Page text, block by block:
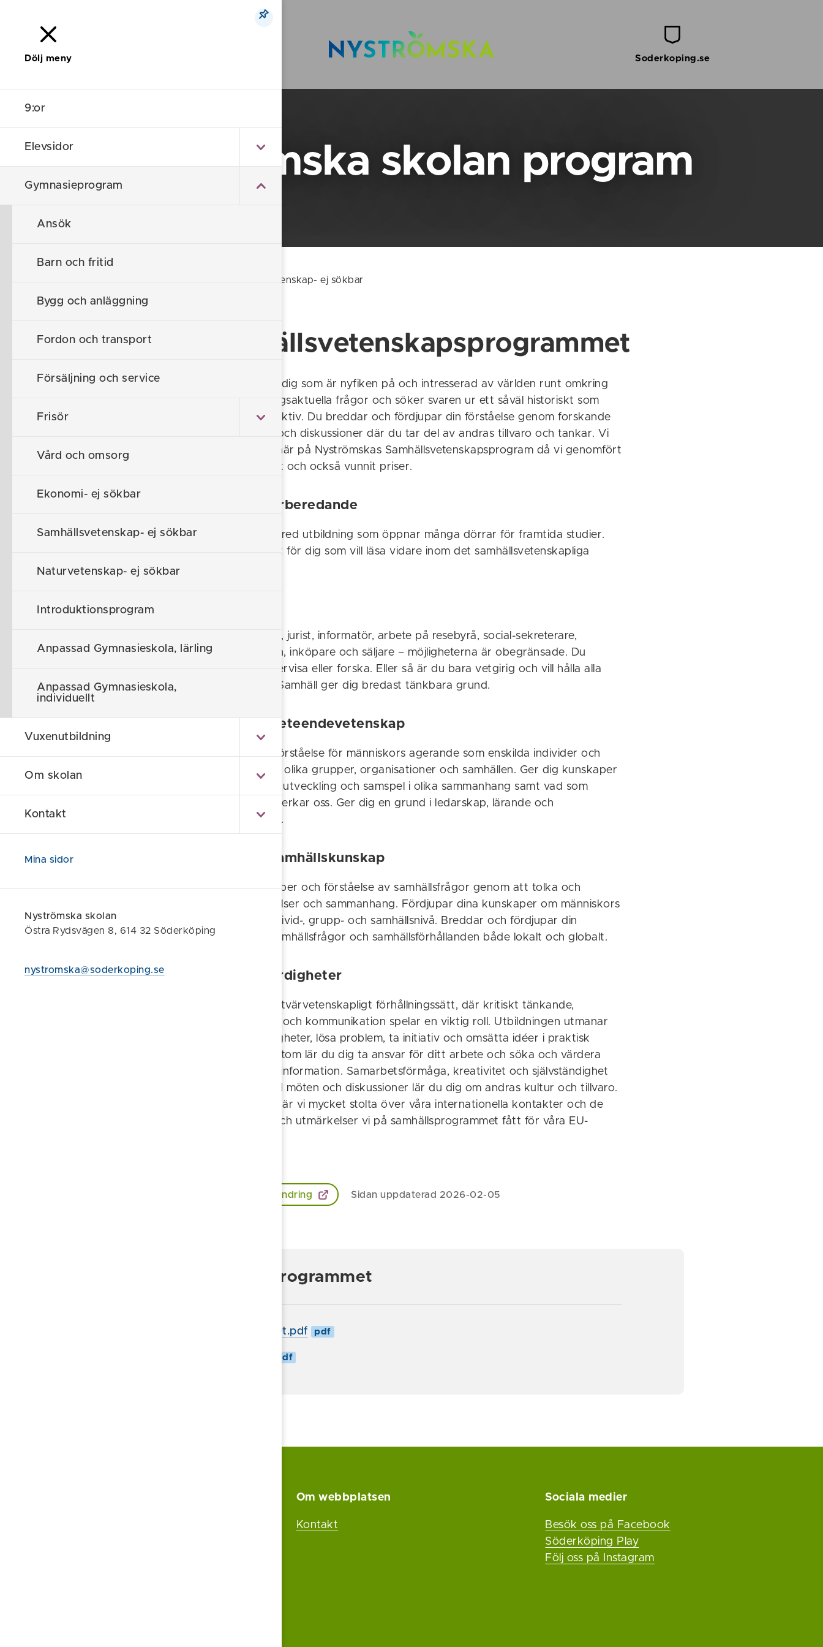
Meny Soderkoping.se
Dölj meny
9:or
Elevsidor
Gymnasieprogram
Ansök
Barn och fritid
Bygg och anläggning
Fordon och transport
Försäljning och service
Frisör
Vård och omsorg
Ekonomi- ej sökbar
Samhällsvetenskap- ej sökbar
Naturvetenskap- ej sökbar
Introduktionsprogram
Anpassad Gymnasieskola, lärling
Anpassad Gymnasieskola,
individuellt
Vuxenutbildning
Om skolan
Kontakt
Mina sidor
Nyströmska skolan
Östra Rydsvägen 8, 614 32 Söderköping
nystromska@soderkoping.se
Nyströmska skolan program
Samhällsvetenskap- ej sökbar
Samhällsvetenskapsprogrammet
Samhäll passar dig som är nyfiken på och intresserad av världen runt omkring
dig. Vi följer dagsaktuella frågor och söker svaren ur ett såväl historiskt som
samtida perspektiv. Du breddar och fördjupar din förståelse genom forskande
studier, möten och diskussioner där du tar del av andras tillvaro och tankar. Vi
är extra stolta här på Nyströmskas Samhällsvetenskapsprogram då vi genomfört
flera EU-projekt och också vunnit priser.
Högskoleförberedande
Samhäll är en bred utbildning som öppnar många dörrar för framtida studier.
Särskilt lämpligt för dig som vill läsa vidare inom det samhällsvetenskapliga
Journalist, polis, jurist, informatör, arbete på resebyrå, social-sekreterare,
banktjänsteman, inköpare och säljare – möjligheterna är obegränsade. Du
kanske vill undervisa eller forska. Eller så är du bara vetgirig och vill hålla alla
dörrar öppna. Samhäll ger dig bredast tänkbara grund.
Inriktning beteendevetenskap
Fördjupar din förståelse för människors agerande som enskilda individer och
som deltagare i olika grupper, organisationer och samhällen. Ger dig kunskaper
om människors utveckling och samspel i olika sammanhang samt vad som
formar och påverkar oss. Ger dig en grund i ledarskap, lärande och
kommunikation.
Inriktning samhällskunskap
Ger dig kunskaper och förståelse av samhällsfrågor genom att tolka och
förklara företeelser och sammanhang. Fördjupar dina kunskaper om människors
livsvillkor på individ-, grupp- och samhällsnivå. Breddar och fördjupar din
förståelse av samhällsfrågor och samhällsförhållanden både lokalt och globalt.
Speciella färdigheter
Vi tillämpar ett tvärvetenskapligt förhållningssätt, där kritiskt tänkande,
problemlösning och kommunikation spelar en viktig roll. Utbildningen utmanar
dig att se möjligheter, lösa problem, ta initiativ och omsätta idéer i praktisk
handling. Dessutom lär du dig ta ansvar för ditt arbete och söka och värdera
stora mängder information. Samarbetsförmåga, kreativitet och självständighet
värderas högt. I möten och diskussioner lär du dig om andras kultur och tillvaro.
På Nyströmska är vi mycket stolta över våra internationella kontakter och de
många priser och utmärkelser vi på samhällsprogrammet fått för våra EU-
Föreslå en ändring Sidan uppdaterad 2026-02-05
Mer om programmet
SA-programmet.pdf pdf
pdf
Om webbplatsen
Kontakt
Sociala medier
Besök oss på Facebook
Söderköping Play
Följ oss på Instagram